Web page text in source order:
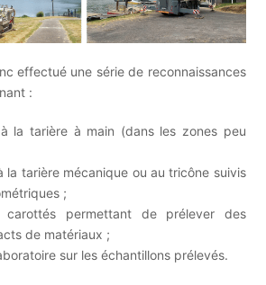
effectué une série de reconnaissances
:
la tarière à main (dans les zones peu
la tarière mécanique ou au tricône suivis
;
carottés permettant de prélever des
de matériaux ;
sur les échantillons prélevés.